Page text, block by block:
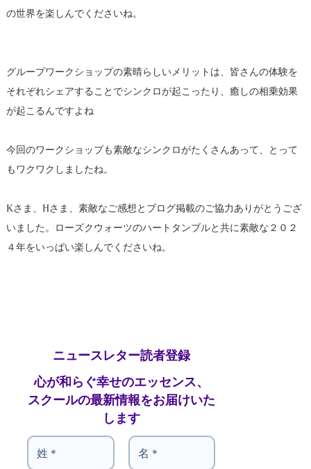
の世界を楽しんでくださいね。
グループワークショップの素晴らしいメリットは、皆さんの体験を
それぞれシェアすることでシンクロが起こったり、癒しの相乗効果
が起こるんですよね
今回のワークショップも素敵なシンクロがたくさんあって、とって
もワクワクしましたね。
Kさま、Hさま、素敵なご感想とブログ掲載のご協力ありがとうござ
いました。ローズクウォーツのハートタンブルと共に素敵な２０２
４年をいっぱい楽しんでくださいね。
ニュースレター読者登録
心が和らぐ幸せのエッセンス、
スクールの最新情報をお届けいた
します